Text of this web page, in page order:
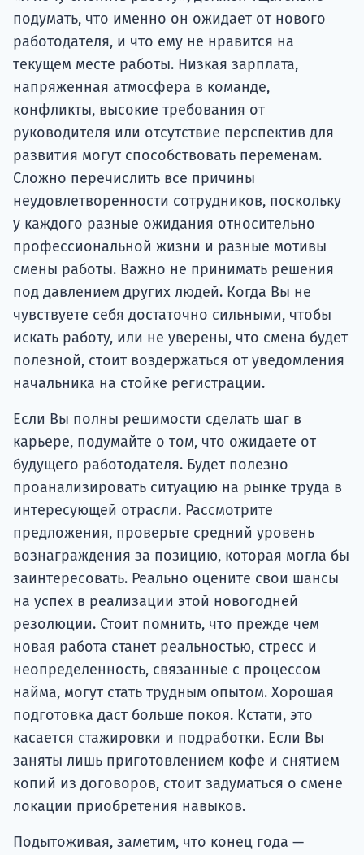
подумать, что именно он ожидает от нового
работодателя, и что ему не нравится на
текущем месте работы. Низкая зарплата,
напряженная атмосфера в команде,
конфликты, высокие требования от
руководителя или отсутствие перспектив для
развития могут способствовать переменам.
Сложно перечислить все причины
неудовлетворенности сотрудников, поскольку
у каждого разные ожидания относительно
профессиональной жизни и разные мотивы
смены работы. Важно не принимать решения
под давлением других людей. Когда Вы не
чувствуете себя достаточно сильными, чтобы
искать работу, или не уверены, что смена будет
полезной, стоит воздержаться от уведомления
начальника на стойке регистрации.
Если Вы полны решимости сделать шаг в
карьере, подумайте о том, что ожидаете от
будущего работодателя. Будет полезно
проанализировать ситуацию на рынке труда в
интересующей отрасли. Рассмотрите
предложения, проверьте средний уровень
вознаграждения за позицию, которая могла бы
заинтересовать. Реально оцените свои шансы
на успех в реализации этой новогодней
резолюции. Стоит помнить, что прежде чем
новая работа станет реальностью, стресс и
неопределенность, связанные с процессом
найма, могут стать трудным опытом. Хорошая
подготовка даст больше покоя. Кстати, это
касается стажировки и подработки. Если Вы
заняты лишь приготовлением кофе и снятием
копий из договоров, стоит задуматься о смене
локации приобретения навыков.
Подытоживая, заметим, что конец года —